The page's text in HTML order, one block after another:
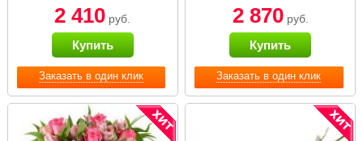
Заказать в один клик
2 410 руб.
Купить
Заказать в один клик
2 870руб.
Купить